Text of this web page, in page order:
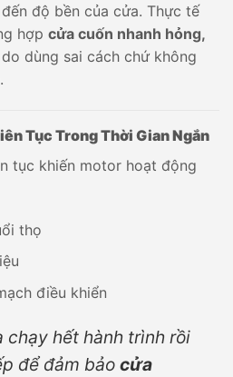
độ bền của cửa. Thực tế
hợp cửa cuốn nhanh hỏng,
dùng sai cách chứ không
Tục Trong Thời Gian Ngắn
tục khiến motor hoạt động
thọ
điều khiển
chạy hết hành trình rồi
để đảm bảo cửa